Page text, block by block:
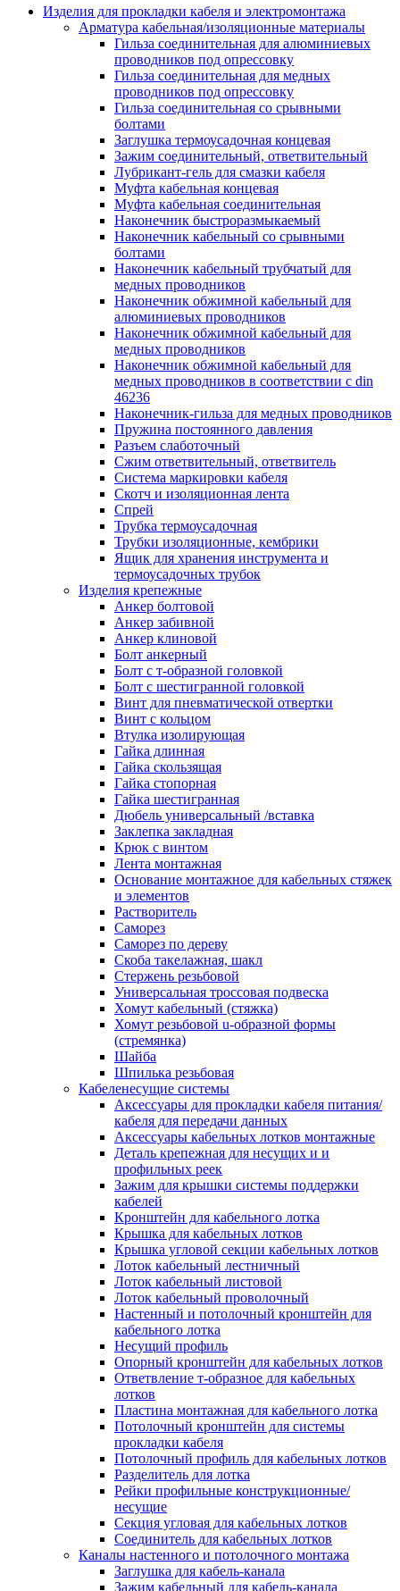
монтажные
Деталь крепежная для несущих и и
профильных реек
Зажим для крышки системы
поддержки кабелей
Кронштейн для кабельного лотка
Крышка для кабельных лотков
лотков
Лоток кабельный лестничный
Лоток кабельный листовой
Лоток кабельный проволочный
Настенный и потолочный
для кабельного лотка
Несущий профиль
лотков
Ответвление т-образное для
лотков
Пластина монтажная для
лотка
Потолочный кронштейн для
прокладки кабеля
Потолочный профиль для
Разделитель для лотка
Рейки профильные
несущие
Секция угловая для кабельных
Соединитель для кабельных
Каналы настенного и потолочного
Зажим кабельный для кабель-
Кабель-канал
Кабель-канал напольный
Кабель-канал настенный
Коробка монтажная для
кабель-канала
Коробка распределительная для
кабель-каналов
Крышка для настенного кабель-
Панель лицевая для настенного
канала
Перегородка разделительная для
настенного кабель-канала
Переходник для кабель-канала
Поворот для кабель-канала
Поворот для настенного кабель-
Рамка для ввода настенного
канала в стену/потолок/щит
Соединитель на стык для
кабель-канала
Соединитель/накладка на стык для
кабель-канала
Угол внешний для кабель-канала
Угол внешний для настенного
канала
Угол т-образный для кабель-
Колодки клеммные
Аксессуары для клеммной
Колодка заземления клеммная
Нулевая шина
Одно-многополюсная клеммная
разделительная для клеммной
Проходная клеммная колодка
Торцевая клемма клеммной
Короба кабельные
Короб распределительный
Материал монтажный
Держатель кабельный зажимной
Зажим балочный
Зажим/клипса для крепления труб
Скоба крепежная
Скоба с гвоздем
Соединитель провода
Материалы для подключения
Аксессуары для
коробок/корпусов для монтажа в
и в потолке
Зажим безвинтовой клеммный
Коробка клеммная
Коробка распределительная для
Крышка для распределительной
коробки/корпуса для монтажа в
в потолке
Распределительная коробка/
монтажа в стене и в потолке
Распределительная коробка/
Система электромонтажных колонн
Электромонтажная колонна
Системы ввода для кабелей и проводов
Ввод кабельный/сальник
Уплотнитель для кабельного
Изделия для прокладки кабеля и электромонтажа
Арматура кабельная/изоляционные материалы
Гильза соединительная для алюминиевых
проводников под опрессовку
Гильза соединительная для медных
проводников под опрессовку
Гильза соединительная со срывными
болтами
Заглушка термоусадочная концевая
Зажим соединительный, ответвительный
Лубрикант-гель для смазки кабеля
Муфта кабельная концевая
Муфта кабельная соединительная
Наконечник быстроразмыкаемый
Наконечник кабельный со срывными
болтами
Наконечник кабельный трубчатый для
медных проводников
Наконечник обжимной кабельный для
алюминиевых проводников
Наконечник обжимной кабельный для
медных проводников
Наконечник обжимной кабельный для
медных проводников в соответствии с din
46236
Наконечник-гильза для медных проводников
Пружина постоянного давления
Разъем слаботочный
Сжим ответвительный, ответвитель
Система маркировки кабеля
Скотч и изоляционная лента
Спрей
Трубка термоусадочная
Трубки изоляционные, кембрики
Ящик для хранения инструмента и
термоусадочных трубок
Изделия крепежные
Анкер болтовой
Анкер забивной
Анкер клиновой
Болт анкерный
Болт с т-образной головкой
Болт с шестигранной головкой
Винт для пневматической отвертки
Винт с кольцом
Втулка изолирующая
Гайка длинная
Гайка скользящая
Гайка стопорная
Гайка шестигранная
Дюбель универсальный /вставка
Заклепка закладная
Крюк с винтом
Лента монтажная
Основание монтажное для кабельных стяжек
и элементов
Растворитель
Саморез
Саморез по дереву
Скоба такелажная, шакл
Стержень резьбовой
Универсальная троссовая подвеска
Хомут кабельный (стяжка)
Хомут резьбовой u-образной формы
(стремянка)
Шайба
Шпилька резьбовая
Кабеленесущие системы
Аксессуары для прокладки кабеля питания/
кабеля для передачи данных
Аксессуары кабельных лотков монтажные
Деталь крепежная для несущих и и
профильных реек
Зажим для крышки системы поддержки
кабелей
Кронштейн для кабельного лотка
Крышка для кабельных лотков
Крышка угловой секции кабельных лотков
Лоток кабельный лестничный
Лоток кабельный листовой
Лоток кабельный проволочный
Настенный и потолочный кронштейн для
кабельного лотка
Несущий профиль
Опорный кронштейн для кабельных лотков
Ответвление т-образное для кабельных
лотков
Пластина монтажная для кабельного лотка
Потолочный кронштейн для системы
прокладки кабеля
Потолочный профиль для кабельных лотков
Разделитель для лотка
Рейки профильные конструкционные/
несущие
Секция угловая для кабельных лотков
Соединитель для кабельных лотков
Каналы настенного и потолочного монтажа
Заглушка для кабель-канала
Зажим кабельный для кабель-канала